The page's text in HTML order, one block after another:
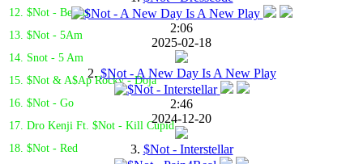
12. $Not - Benzo
13. $Not - 5Am
14. Snot - 5 Am
15. $Not & A$Ap Rocky - Doja
16. $Not - Go
17. Dro Kenji Ft. $Not - Kill Cupid
18. $Not - Red
2:06
2025-02-18
2.$Not - A New Day Is A New Play
2:46
2024-12-20
3. $Not - Interstellar